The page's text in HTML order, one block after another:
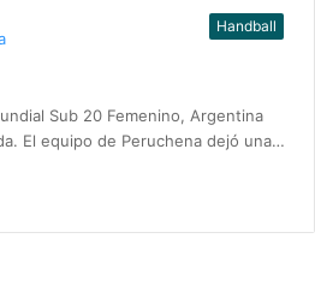
Handball
Sub 20 Femenino, Argentina
El equipo de Peruchena dejó una…